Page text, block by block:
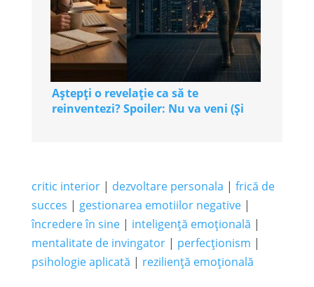
Aștepți o revelație ca să te
reinventezi? Spoiler: Nu va veni (Și
critic interior| dezvoltare personala | frică de
succes | gestionarea emotiilor negative|
încredere în sine| inteligență emoțională |
mentalitate de invingator| perfecționism |
psihologie aplicată | reziliență emoțională